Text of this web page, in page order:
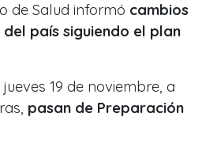
de Salud informó cambios
país siguiendo el plan
19 de noviembre, a
pasan de Preparación